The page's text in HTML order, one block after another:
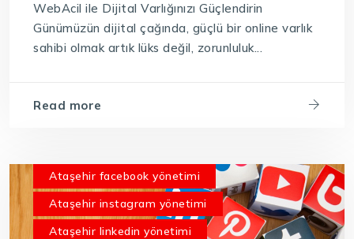
WebAcil ile Dijital Varlığınızı Güçlendirin
Günümüzün dijital çağında, güçlü bir online varlık
sahibi olmak artık lüks değil, zorunluluk...
Read more
Ataşehir facebook yönetimi
Ataşehir instagram yönetimi
Ataşehir linkedin yönetimi